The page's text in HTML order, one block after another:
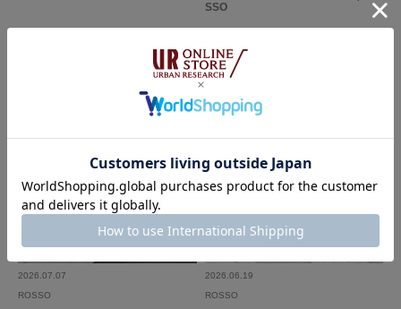
SSO
2026.07.07
ROSSO
2026.06.19
ROSSO